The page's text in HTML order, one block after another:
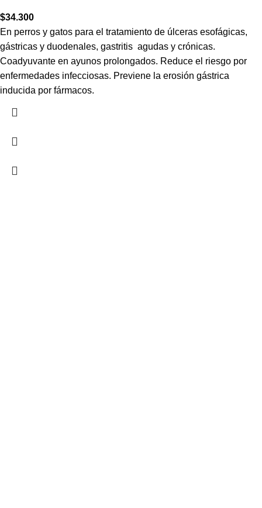
$34.300
En perros y gatos para el tratamiento de úlceras esofágicas,
gástricas y duodenales, gastritis agudas y crónicas.
Coadyuvante en ayunos prolongados. Reduce el riesgo por
enfermedades infecciosas. Previene la erosión gástrica
inducida por fármacos.